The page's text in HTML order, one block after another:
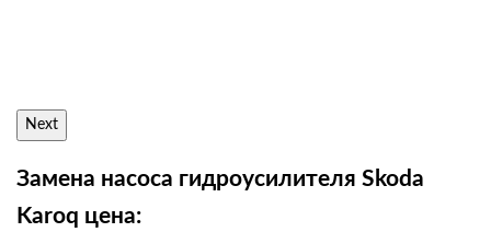
Next
Замена насоса гидроусилителя Skoda
Karoq цена: